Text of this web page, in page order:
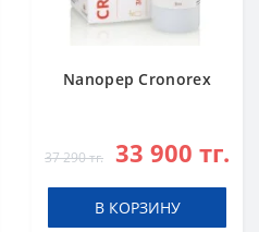
Nanopep Cronorex
37 290 тг. 33 900 тг.
В КОРЗИНУ